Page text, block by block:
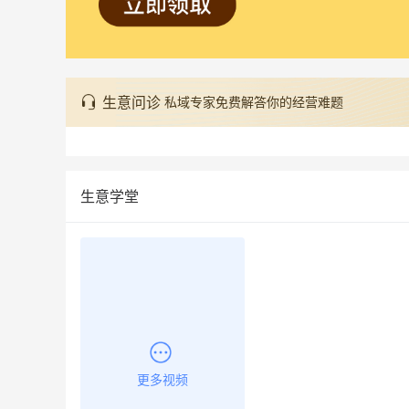
生意问诊 私域专家免费解答你的经营难题
生意学堂
更多视频